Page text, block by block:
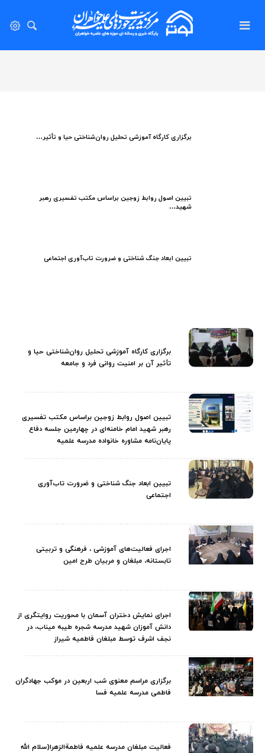
برگزاری کارگاه آموزشی تحلیل روان‌شناختی حیا و تأثیر…
تبیین اصول روابط زوجین براساس مکتب تفسیری رهبر
شهید…
تبیین ابعاد جنگ شناختی و ضرورت تاب‌آوری اجتماعی
برگزاری کارگاه آموزشی تحلیل روان‌شناختی حیا و
تأثیر آن بر امنیت روانی فرد و جامعه
تبیین اصول روابط زوجین براساس مکتب تفسیری
رهبر شهید امام خامنه‌ای در چهارمین جلسه دفاع
پایان‌نامه مشاوره خانواده مدرسه علمیه
تبیین ابعاد جنگ شناختی و ضرورت تاب‌آوری
اجتماعی
اجرای فعالیت‌های آموزشی ، فرهنگی و تربیتی
تابستانه، مبلغان و مربیان طرح امین
اجرای نمایش دختران آسمان با محوریت روایتگری از
دانش آموزان شهید مدرسه شجره طیبه میناب، در
نجف اشرف توسط مبلغان فاطمیه شیراز
برگزاری مراسم معنوی شب اربعین در موکب جهادگران
فاطمی مدرسه علمیه فسا
فعالیت مبلغان مدرسه علمیه فاطمةالزهرا(سلام الله